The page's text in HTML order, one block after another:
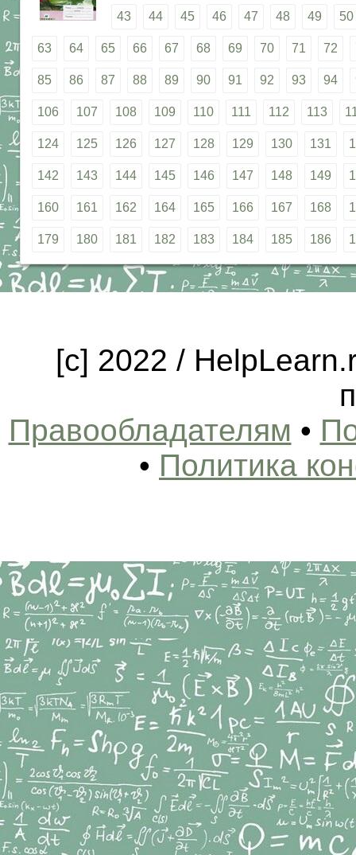
43 44 45 46 47 48 49 50
63 64 65 66 67 68 69 70 71 72
85 86 87 88 89 90 91 92 93 94
106 107 108 109 110 111 112 113
124 125 126 127 128 129 130 131
142 143 144 145 146 147 148 149
160 161 162 164 165 166 167 168
179 180 181 182 183 184 185 186
[c] 2022 /
Правообладателям •
• Политика